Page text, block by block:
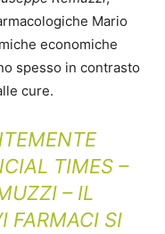
Mario
economiche
spesso in contrasto
cure.
TIMES –
– IL
FARMACI SI